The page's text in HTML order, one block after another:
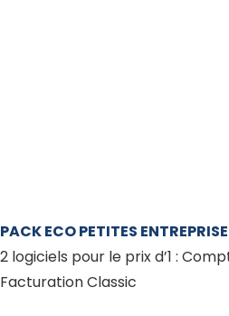
PACK ECO PETITES
2 logiciels pour le prix d’1 :
Facturation Classic